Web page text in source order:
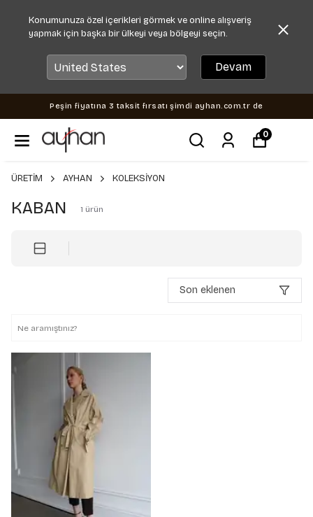
Konumunuza özel içerikleri görmek ve online alışveriş
yapmak için başka bir ülkeyi veya bölgeyi seçin.
Devam
Peşin fiyatına 3 taksit fırsatı şimdi ayhan.com.tr de
0
ÜRETİM AYHAN KOLEKSİYON
KABAN 1 ürün
Son eklenen